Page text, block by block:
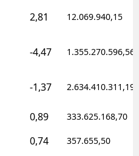
2,81 12.069.940,15
-4,47 1.355.270.596,56
-1,37 2.634.410.311,19
0,89 333.625.168,70
0,74 357.655,50